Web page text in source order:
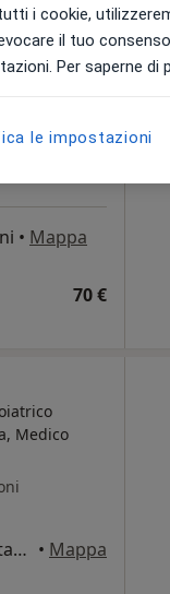
·Altro
• Mappa
70 €
Medico
Vicolo Starza, 3, Castellammare di Stabia • Mappa
i cookie,
il tuo
Per saperne di
le impostazioni